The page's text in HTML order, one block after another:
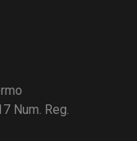
Num. Reg.